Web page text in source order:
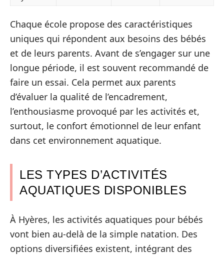
Chaque école propose des caractéristiques
uniques qui répondent aux besoins des bébés
et de leurs parents. Avant de s’engager sur une
longue période, il est souvent recommandé de
faire un essai. Cela permet aux parents
d’évaluer la qualité de l’encadrement,
l’enthousiasme provoqué par les activités et,
surtout, le confort émotionnel de leur enfant
dans cet environnement aquatique.
LES TYPES D’ACTIVITÉS
AQUATIQUES DISPONIBLES
À Hyères, les activités aquatiques pour bébés
vont bien au-delà de la simple natation. Des
options diversifiées existent, intégrant des